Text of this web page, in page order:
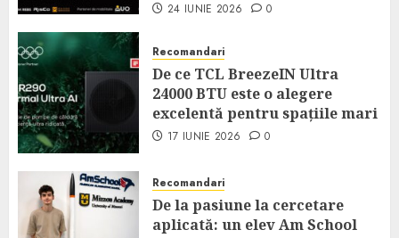
24 IUNIE 2026 0
Recomandari
De ce TCL BreezeIN Ultra
24000 BTU este o alegere
excelentă pentru spațiile mari
17 IUNIE 2026 0
Recomandari
De la pasiune la cercetare
aplicată: un elev Am School